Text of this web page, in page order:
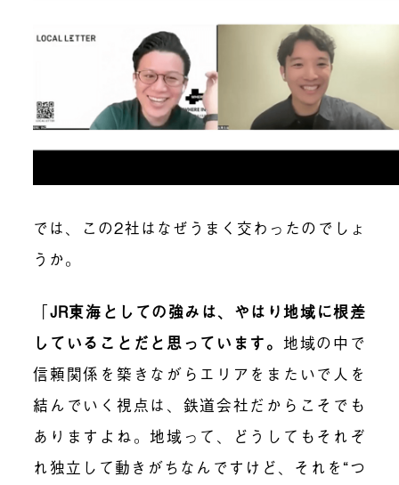
では、この2社はなぜうまく交わったのでしょ
うか。
「JR東海としての強みは、やはり地域に根差
していることだと思っています。 地域の中で
信頼関係を築きながらエリアをまたいで人を
結んでいく視点は、鉄道会社だからこそでも
ありますよね。地域って、どうしてもそれぞ
れ独立して動きがちなんですけど、それを“つ